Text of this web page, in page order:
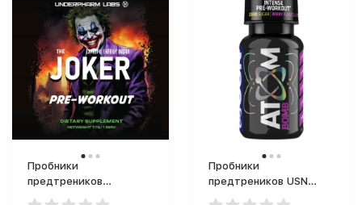
Пробники
предтреников
Underfarm Labs Joker
Пробники
предтреников USN
Atom Bomb (60 мл)